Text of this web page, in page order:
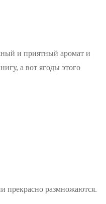
и приятный аромат и
а вот ягоды этого
прекрасно размножаются.